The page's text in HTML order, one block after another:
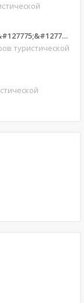
туристической